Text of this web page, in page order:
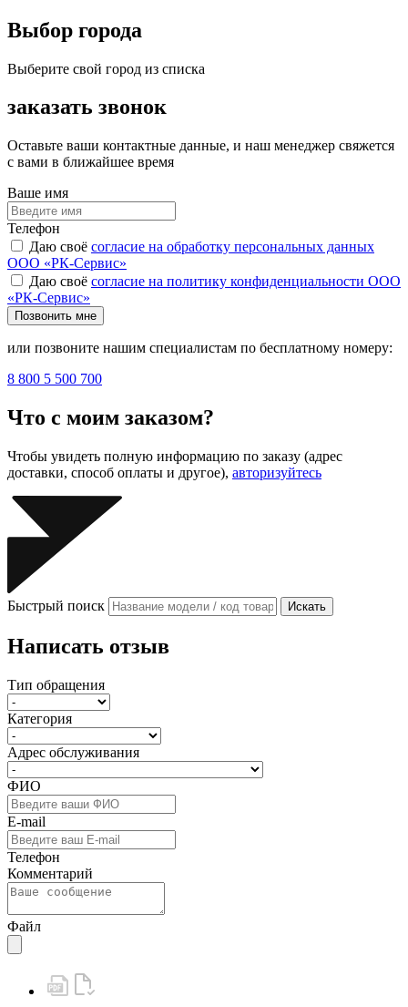
Выбор города
Выберите свой город из списка
заказать звонок
Оставьте ваши контактные данные, и наш менеджер свяжется
с вами в ближайшее время
Ваше имя
Телефон
Даю своё согласие на обработку персональных данных
ООО «РК-Сервис»
Даю своё согласие на политику конфиденциальности ООО
«РК-Сервис»
Позвонить мне
или позвоните нашим специалистам по бесплатному номеру:
8 800 5 500 700
Что с моим заказом?
Чтобы увидеть полную информацию по заказу (адрес
доставки, способ оплаты и другое), авторизуйтесь
Быстрый поиск Искать
Написать отзыв
Тип обращения
Категория
Адрес обслуживания
ФИО
E-mail
Телефон
Комментарий
Файл